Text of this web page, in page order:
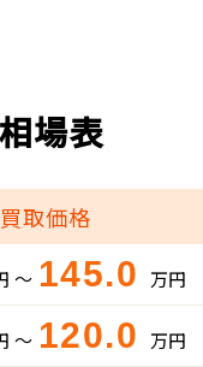
場表
取価格
～ 145.0 万円
～ 120.0 万円